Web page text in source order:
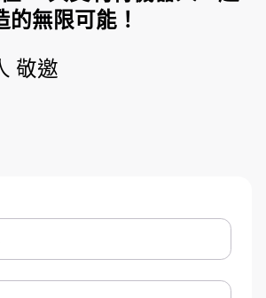
無限可能！
敬邀